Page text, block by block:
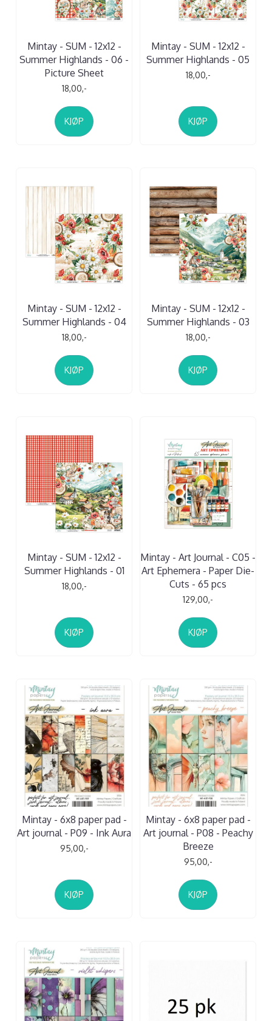
Mintay - SUM - 12x12 -
Summer Highlands - 06 -
Picture Sheet
18,00,-
KJØP
Mintay - SUM - 12x12 -
Summer Highlands - 05
18,00,-
KJØP
Mintay - SUM - 12x12 -
Summer Highlands - 04
18,00,-
KJØP
Mintay - SUM - 12x12 -
Summer Highlands - 03
18,00,-
KJØP
Mintay - SUM - 12x12 -
Summer Highlands - 01
18,00,-
KJØP
Mintay - Art Journal - C05 -
Art Ephemera - Paper Die-
Cuts - 65 pcs
129,00,-
KJØP
Mintay - 6x8 paper pad -
Art journal - P09 - Ink Aura
95,00,-
KJØP
Mintay - 6x8 paper pad -
Art journal - P08 - Peachy
Breeze
95,00,-
KJØP